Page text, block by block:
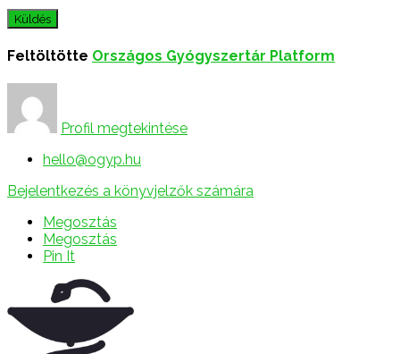
Feltöltötte Országos Gyógyszertár Platform
Profil megtekintése
hello@ogyp.hu
Bejelentkezés a könyvjelzők számára
Megosztás
Megosztás
Pin It